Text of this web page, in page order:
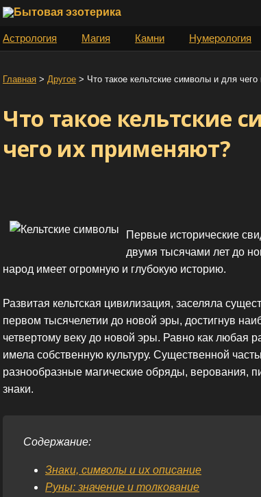
Астрология Магия Камни Нумерология
Главная > Другое > Что такое кельтские символы и для
Что такое кельтские
чего их применяют?
Первые исторические
двумя тысячами лет до
народ имеет огромную и глубокую историю.
Развитая кельтская цивилизация, заселяла
первом тысячелетии до новой эры, достигнув
четвертому веку до новой эры. Равно как любая
имела собственную культуру. Существенной
разнообразные магические обряды, верования,
знаки.
Содержание:
Знаки, символы и их описание
Руны: значение и толкование